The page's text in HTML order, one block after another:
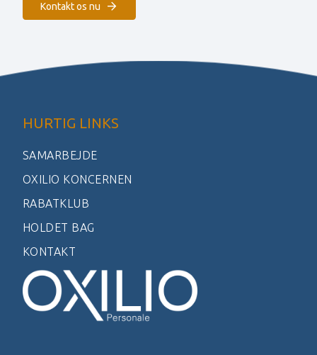
Kontakt os nu
HURTIG LINKS
SAMARBEJDE
OXILIO KONCERNEN
RABATKLUB
HOLDET BAG
KONTAKT